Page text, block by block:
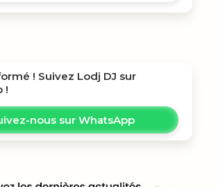
! Suivez Lodj DJ sur
!
nous sur WhatsApp